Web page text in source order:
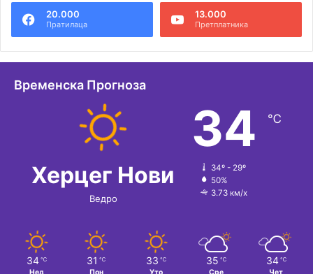
20.000
Пратилаца
13.000
Претплатника
Временска Прогноза
Херцег Нови
Ведро
34 ℃
34º - 29º
50%
3.73 км/х
34 ℃ 31 ℃ 33 ℃ 35 ℃ 34 ℃